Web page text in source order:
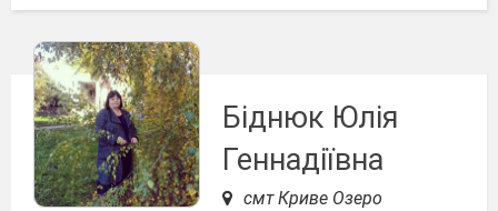
Біднюк Юлія
Геннадіївна
смт Криве Озеро